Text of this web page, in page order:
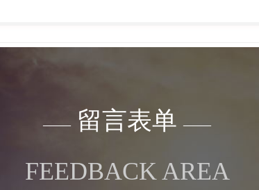
——留言表单——
FEEDBACK AREA